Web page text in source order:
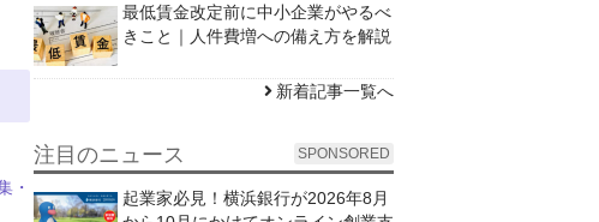
・
最低賃金改定前に中小企業がやるべ
きこと｜人件費増への備え方を解説
新着記事一覧へ
注目のニュース SPONSORED
起業家必見！横浜銀行が2026年8月